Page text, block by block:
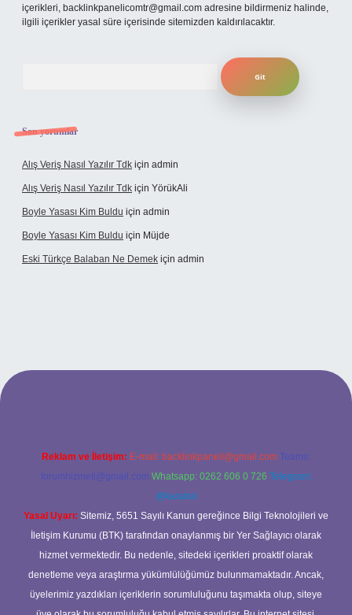
içerikleri, backlinkpanelicomtr@gmail.com adresine bildirmeniz halinde,
ilgili içerikler yasal süre içerisinde sitemizden kaldırılacaktır.
Son yorumlar
Alış Veriş Nasıl Yazılır Tdk için admin
Alış Veriş Nasıl Yazılır Tdk için YörükAli
Boyle Yasası Kim Buldu için admin
Boyle Yasası Kim Buldu için Müjde
Eski Türkçe Balaban Ne Demek için admin
casino
Reklam ve İletişim: E-mail: backlinkpaneli@gmail.com Teams:
forumhizmeti@gmail.com Whatsapp: 0262 606 0 726 Telegram:
@karabul
Yasal Uyarı: Sitemiz, 5651 Sayılı Kanun gereğince Bilgi Teknolojileri ve
İletişim Kurumu (BTK) tarafından onaylanmış bir Yer Sağlayıcı olarak
hizmet vermektedir. Bu nedenle, sitedeki içerikleri proaktif olarak
denetleme veya araştırma yükümlülüğümüz bulunmamaktadır. Ancak,
üyelerimiz yazdıkları içeriklerin sorumluluğunu taşımakta olup, siteye